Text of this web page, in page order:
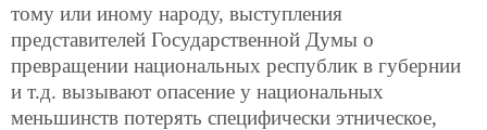
тому или иному народу, выступления
представителей Государственной Думы о
превращении национальных республик в губернии
и т.д. вызывают опасение у национальных
меньшинств потерять специфически этническое,